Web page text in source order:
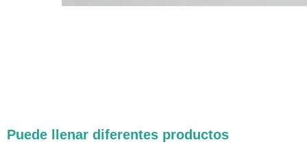
Puede llenar diferentes productos